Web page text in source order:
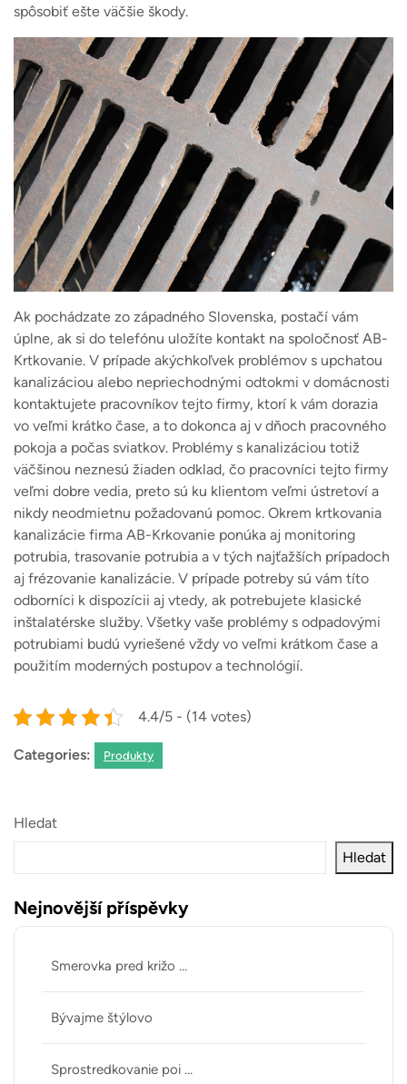
spôsobiť ešte väčšie škody.
Ak pochádzate zo západného Slovenska, postačí vám
úplne, ak si do telefónu uložíte kontakt na spoločnosť AB-
Krtkovanie. V prípade akýchkoľvek problémov s upchatou
kanalizáciou alebo nepriechodnými odtokmi v domácnosti
kontaktujete pracovníkov tejto firmy, ktorí k vám dorazia
vo veľmi krátko čase, a to dokonca aj v dňoch pracovného
pokoja a počas sviatkov. Problémy s kanalizáciou totiž
väčšinou neznesú žiaden odklad, čo pracovníci tejto firmy
veľmi dobre vedia, preto sú ku klientom veľmi ústretoví a
nikdy neodmietnu požadovanú pomoc. Okrem krtkovania
kanalizácie firma AB-Krkovanie ponúka aj monitoring
potrubia, trasovanie potrubia a v tých najťažších prípadoch
aj frézovanie kanalizácie. V prípade potreby sú vám títo
odborníci k dispozícii aj vtedy, ak potrebujete klasické
inštalatérske služby. Všetky vaše problémy s odpadovými
potrubiami budú vyriešené vždy vo veľmi krátkom čase a
použitím moderných postupov a technológií.
4.4/5 - (14 votes)
Categories: Produkty
Hledat
Hledat
Nejnovější příspěvky
Smerovka pred križo …
Bývajme štýlovo
Sprostredkovanie poi …